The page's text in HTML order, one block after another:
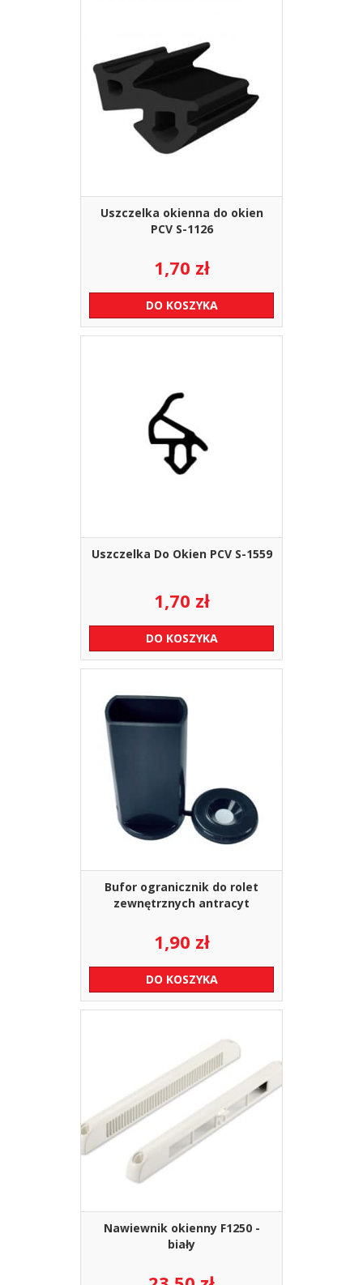
Uszczelka okienna do okien
PCV S-1126
1,70 zł
DO KOSZYKA
Uszczelka Do Okien PCV S-1559
1,70 zł
DO KOSZYKA
Bufor ogranicznik do rolet
zewnętrznych antracyt
1,90 zł
DO KOSZYKA
Nawiewnik okienny F1250 -
biały